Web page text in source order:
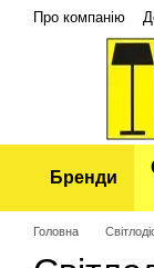
Перейти до
Про компанію
Політика
Бренди
Головна